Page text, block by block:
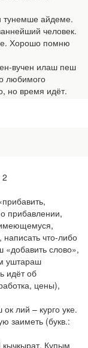
тунемше айдеме.
человек.
Хорошо помню
вучен илаш пеш
любимого
но время идёт.
прибавлении,
что-либо
слово»,
уштараш
идёт об
цены),
лий – курго уке.
заиметь (букв.:
Купым